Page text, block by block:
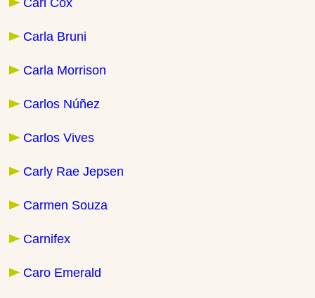
Carla Bruni
Carla Morrison
Carlos Núñez
Carlos Vives
Carly Rae Jepsen
Carmen Souza
Carnifex
Caro Emerald